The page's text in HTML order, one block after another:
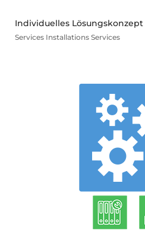
Individuelles
Services Installations Services